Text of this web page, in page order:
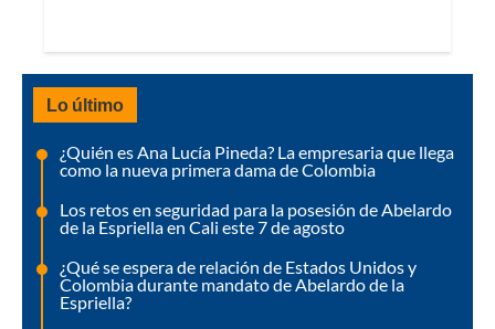
Lo último
¿Quién es Ana Lucía Pineda? La empresaria que llega
como la nueva primera dama de Colombia
Los retos en seguridad para la posesión de Abelardo
de la Espriella en Cali este 7 de agosto
¿Qué se espera de relación de Estados Unidos y
Colombia durante mandato de Abelardo de la
Espriella?